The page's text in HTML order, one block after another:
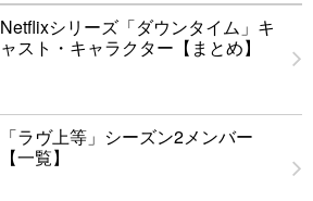
Netflixシリーズ「ダウンタイム」キ
ャスト・キャラクター【まとめ】
「ラヴ上等」シーズン2メンバー
【一覧】